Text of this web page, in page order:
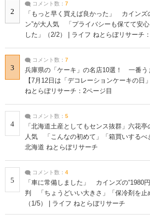
2
コメント数： 7
「もっと早く買えば良かった」 カインズ
ン”が大人気 「プライバシーも保てて安
した」（2/2） | ライフ ねとらぼリサーチ
3
コメント数： 7
兵庫県の「ケーキ」の名店10選！ 一番う
【7月12日は「デコレーションケーキの日
ねとらぼリサーチ：2ページ目
4
コメント数： 5
「北海道土産としてもセンス抜群」六花亭
人気 「こんなの初めて」「箱買いするべ
北海道 ねとらぼリサーチ
5
コメント数： 4
「車に常備しました」 カインズの“1980
判 「ちょうどいい大きさ」「保冷剤を止
（1/5） | ライフ ねとらぼリサーチ